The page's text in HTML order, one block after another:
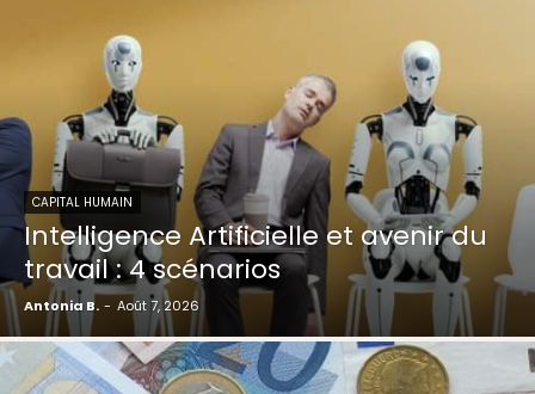
CAPITAL HUMAIN
Intelligence Artificielle et avenir du
travail : 4 scénarios
Antonia B. - Août 7, 2026